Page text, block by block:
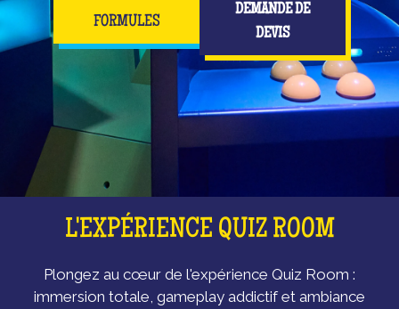
FORMULES
DEMANDE DE
DEVIS
L'EXPÉRIENCE QUIZ ROOM
Plongez au cœur de l'expérience Quiz Room :
immersion totale, gameplay addictif et ambiance